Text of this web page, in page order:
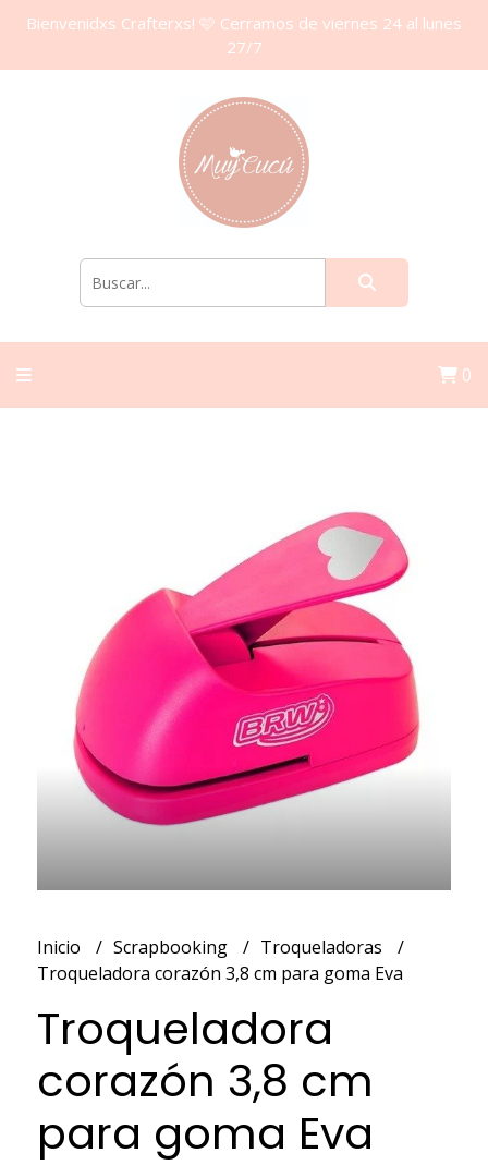
Bienvenidxs Crafterxs! 🩷 Cerramos de viernes 24 al lunes
27/7
0
Inicio Scrapbooking
Troqueladoras
Troqueladora corazón 3,8 cm para goma Eva
Troqueladora
corazón 3,8 cm
para goma Eva